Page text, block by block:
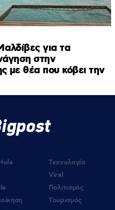
για τα
στην
με θέα που κόβει την
Τεχνολογία
Viral
Πολιτισμός
Τουρισμός